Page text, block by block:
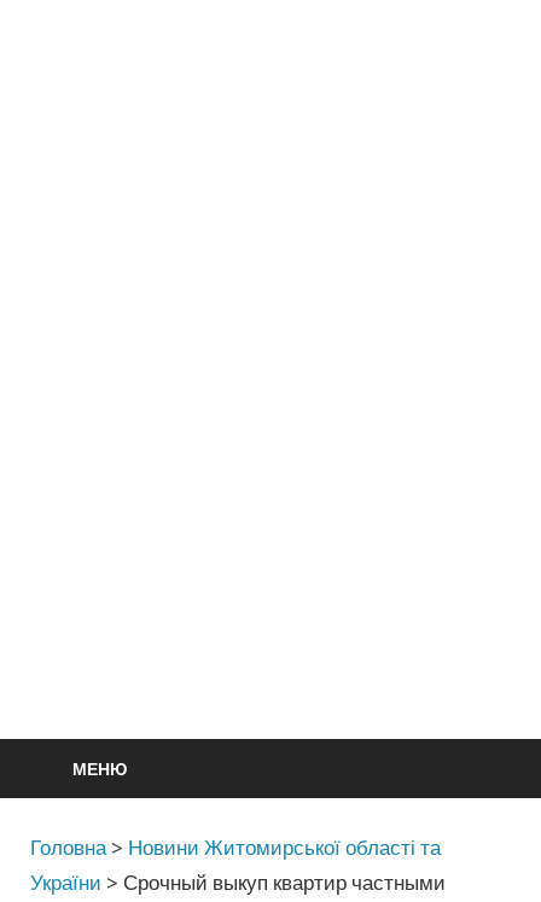
МЕНЮ
Головна > Новини Житомирської області та
України > Срочный выкуп квартир частными